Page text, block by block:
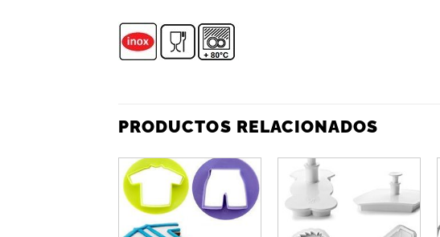
PRODUCTOS RELACIONADOS
Añadir
a la
Añadir
a la
lista de